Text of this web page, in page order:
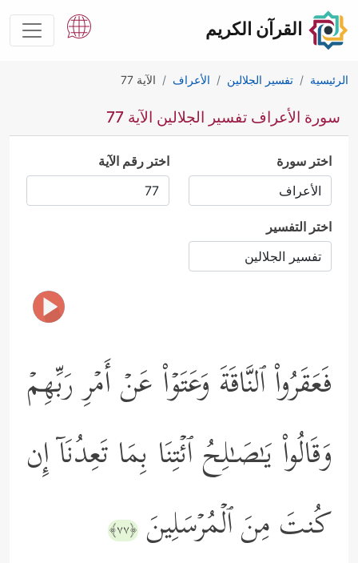
القرآن الكريم
الرئيسية تفسير الجلالين الأعراف الآية 77
سورة الأعراف تفسير الجلالين الآية 77
اختر سورة اختر رقم الآية
اختر التفسير
فَعَقَرُواْ ٱلنَّاقَةَ وَعَتَوۡاْ عَنۡ أَمۡرِ رَبِّهِمۡ
وَقَالُواْ یَـٰصَـٰلِحُ ٱئۡتِنَا بِمَا تَعِدُنَاۤ إِن
كُنتَ مِنَ ٱلۡمُرۡسَلِینَ ﴿٧٧﴾